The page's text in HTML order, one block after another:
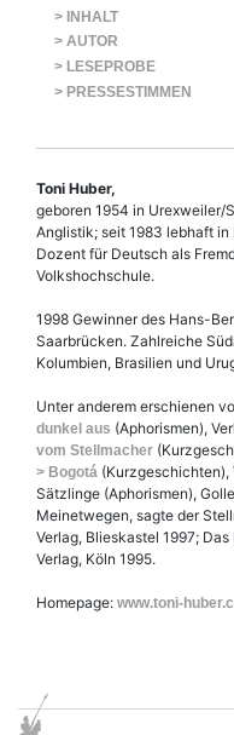
> INHALT
> AUTOR
> LESEPROBE
> PRESSESTIMMEN
Toni Huber,
geboren 1954 in Urexweiler/
Anglistik; seit 1983 lebhaft
Dozent für Deutsch als
Volkshochschule.
1998 Gewinner des Hans-
Saarbrücken. Zahlreiche
Kolumbien, Brasilien und
Unter anderem erschienen
dunkel aus (Aphorismen),
vom Stellmacher
> Bogotá (Kurzgeschichten),
Sätzlinge (Aphorismen),
Meinetwegen, sagte der
Verlag, Blieskastel 1997;
Verlag, Köln 1995.
Homepage: www.toni-